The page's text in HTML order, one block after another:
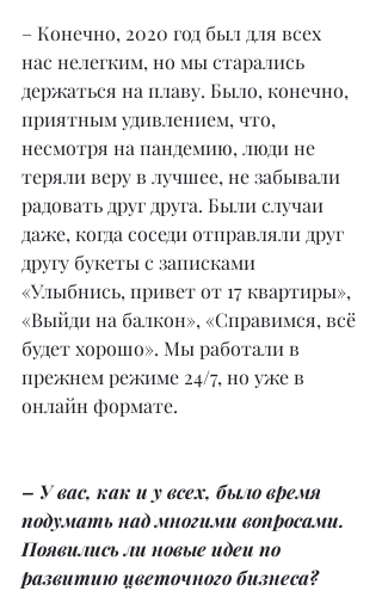
– Конечно, 2020 год был для всех
нас нелегким, но мы старались
держаться на плаву. Было, конечно,
приятным удивлением, что,
несмотря на пандемию, люди не
теряли веру в лучшее, не забывали
радовать друг друга. Были случаи
даже, когда соседи отправляли друг
другу букеты с записками
«Улыбнись, привет от 17 квартиры»,
«Выйди на балкон», «Справимся, всё
будет хорошо». Мы работали в
прежнем режиме 24/7, но уже в
онлайн формате.
– У вас, как и у всех, было время
подумать над многими вопросами.
Появились ли новые идеи по
развитию цветочного бизнеса?